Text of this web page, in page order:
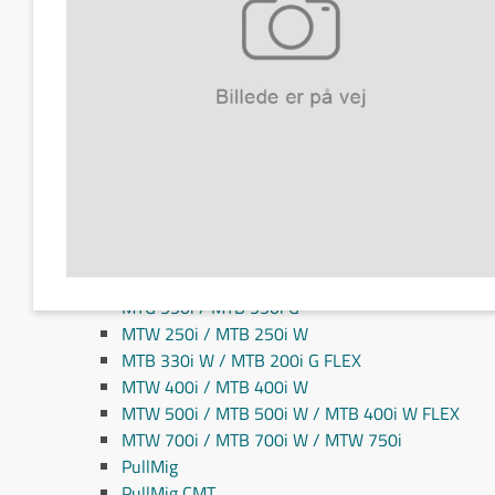
Fronius MIG/MAG svejseslanger
Fronius TIG svejseslanger
MTG 400i / 400i G / MTB 360i G FLEX
MTG 550i / MTB 550i G
MTW 250i / MTB 250i W
MTB 330i W / MTB 200i G FLEX
MTW 400i / MTB 400i W
MTW 500i / MTB 500i W / MTB 400i W FLEX
MTW 700i / MTB 700i W / MTW 750i
PullMig